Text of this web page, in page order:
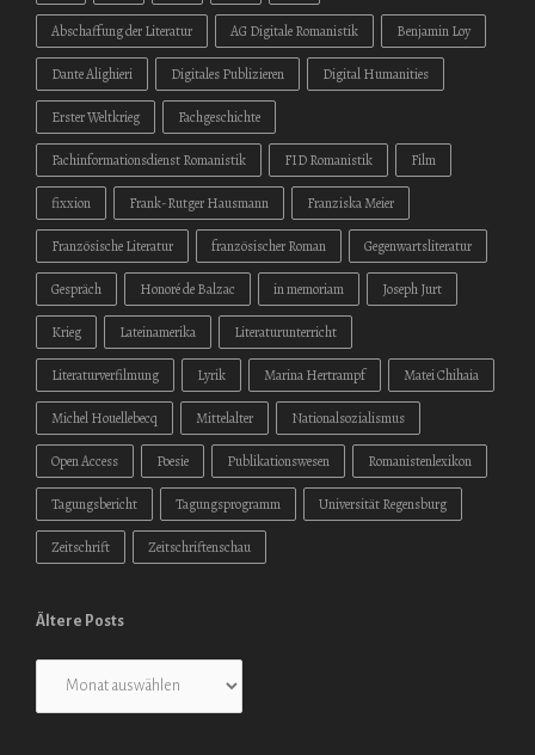
Abschaffung der Literatur AG Digitale Romanistik Benjamin Loy
Dante Alighieri Digitales Publizieren Digital Humanities
Erster Weltkrieg Fachgeschichte
Fachinformationsdienst Romanistik FID Romanistik Film
fixxion Frank-Rutger Hausmann Franziska Meier
Französische Literatur französischer Roman Gegenwartsliteratur
Gespräch Honoré de Balzac in memoriam Joseph Jurt
Krieg Lateinamerika Literaturunterricht
Literaturverfilmung Lyrik Marina Hertrampf Matei Chihaia
Michel Houellebecq Mittelalter Nationalsozialismus
Open Access Poesie Publikationswesen Romanistenlexikon
Tagungsbericht Tagungsprogramm Universität Regensburg
Zeitschrift Zeitschriftenschau
Ältere Posts
Posts